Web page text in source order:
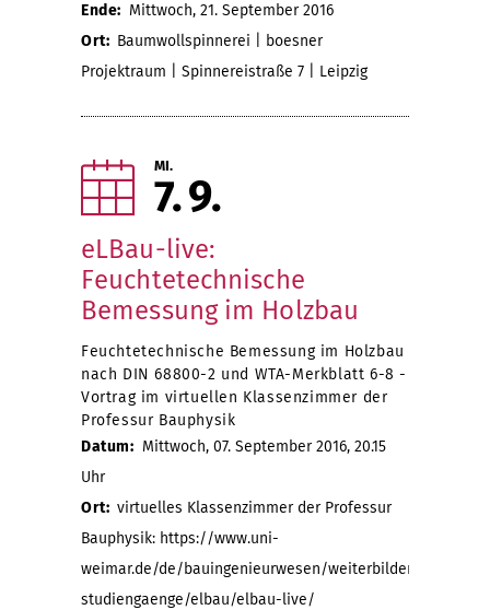
Ende: Mittwoch, 21. September 2016
Ort: Baumwollspinnerei | boesner
Projektraum | Spinnereistraße 7 | Leipzig
MI.
7 9
eLBau-live:
Feuchtetechnische
Bemessung im Holzbau
Feuchtetechnische Bemessung im Holzbau
nach DIN 68800-2 und WTA-Merkblatt 6-8 -
Vortrag im virtuellen Klassenzimmer der
Professur Bauphysik
Datum: Mittwoch, 07. September 2016, 20.15
Uhr
Ort: virtuelles Klassenzimmer der Professur
Bauphysik: https://www.uni-
weimar.de/de/bauingenieurwesen/weiterbildende-
studiengaenge/elbau/elbau-live/